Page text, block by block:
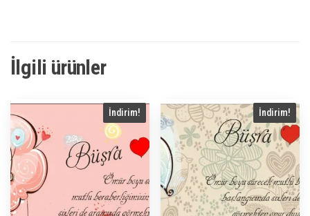
İlgili ürünler
İndirim! İndirim!